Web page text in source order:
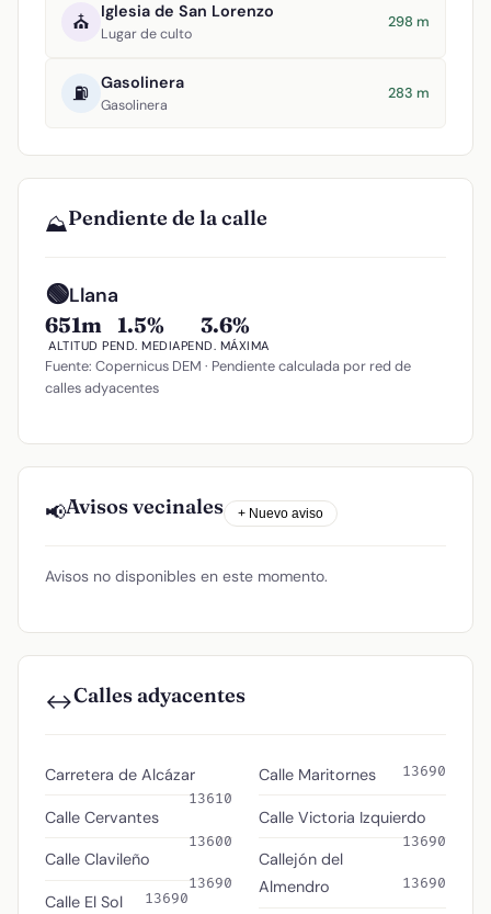
⛪ Iglesia de San Lorenzo
Lugar de culto
298 m
⛽ Gasolinera
Gasolinera
283 m
⛰️Pendiente de la calle
🟢Llana
651m
ALTITUD
1.5%
PEND. MEDIA
3.6%
PEND. MÁXIMA
Fuente: Copernicus DEM · Pendiente calculada por red de
calles adyacentes
📢Avisos vecinales + Nuevo aviso
Avisos no disponibles en este momento.
↔️Calles adyacentes
Carretera de Alcázar
13610
Calle Cervantes
13600
Calle Clavileño
13690
Calle El Sol 13690
Calle Maritornes 13690
Calle Victoria Izquierdo
13690
Callejón del
Almendro
13690